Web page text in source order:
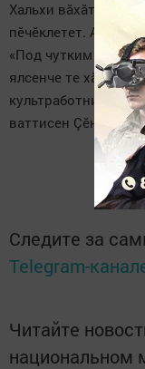
Хальхи вăхăтра
пӗчӗклетет. Анчах
«Под чутким
ялсенче те
культработниксем
ваттисен Çӗнӗ çул
Следите за
Telegram-
Читайте
национальном